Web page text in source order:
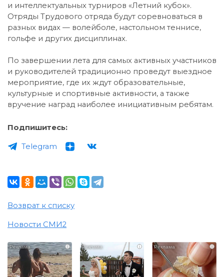
и интеллектуальных турниров «Летний кубок».
Отряды Трудового отряда будут соревноваться в
разных видах — волейболе, настольном теннисе,
гольфе и других дисциплинах.
По завершении лета для самых активных участников
и руководителей традиционно проведут выездное
мероприятие, где их ждут образовательные,
культурные и спортивные активности, а также
вручение наград наиболее инициативным ребятам.
Подпишитесь:
Telegram
Возврат к списку
Новости СМИ2
i i i